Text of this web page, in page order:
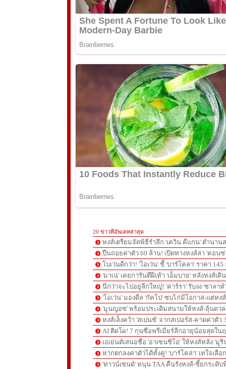
20 ข่าวที่อัพเดทล่าสุด
หงส์เตรียมจัดพิธีรำลึก 'เควิน คีแกน' ตำนาน
ปืนถอยค่าตัว 60 ล้าน! เปิดทางหงส์ล่า 'คอนซ่
โบเว่นดีกว่า! 'โอเว่น' ชี้ 'บาร์โคลา' ราคา
'มาเน่' เคยการันตีฝีเท้า 'เอ็มบาย' หลังหงส์เดิ
นึกว่าจะไปอยู่ลีกใหญ่! 'คาร์รา' รับงง 'ซาลา
'โอเว่น' มองดีล 'กัคโป' ซบไก่มีโอกาส-แต่ห
'มูนญอซ' พร้อมประเดิมสนามให้หงส์-ลุ้นดว
หงส์เล็งคว้า 'สเปนซ์' จากสเปอร์ส-คาดค่าตัว
AI ติดโผ! 7 กุนซือพรีเมียร์ลีกอายุน้อยสุดใน
เอเย่นต์เสนอชื่อ 'อาเซนซิโอ' ให้หงส์หลัง 'มู
หากตกลงค่าตัวได้ทั้งคู่! 'บาร์โคล่า' เทใจเลือ
'ทาวน์เซนด์' หนุน TAA คืนรังหงส์-ชี้ยกระดั